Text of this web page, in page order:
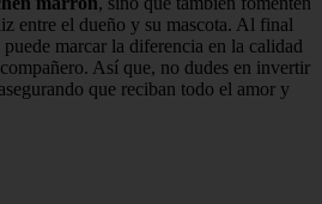
entre el dueño y su mascota. Al final
marcar la diferencia en la calidad
Así que, no dudes en invertir
que reciban todo el amor y